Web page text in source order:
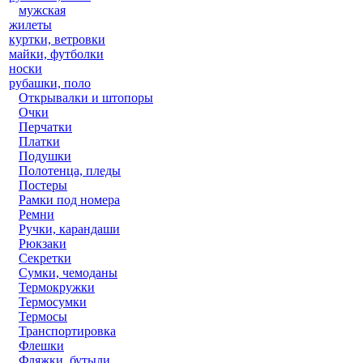
мужская
жилеты
куртки, ветровки
майки, футболки
носки
рубашки, поло
Открывалки и штопоры
Очки
Перчатки
Платки
Подушки
Полотенца, пледы
Постеры
Рамки под номера
Ремни
Ручки, карандаши
Рюкзаки
Секретки
Сумки, чемоданы
Термокружки
Термосумки
Термосы
Транспортировка
Флешки
Фляжки, бутыли